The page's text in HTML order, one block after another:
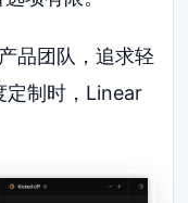
品团队，追求轻
定制时，Linear